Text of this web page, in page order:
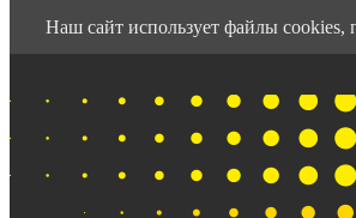
Наш сайт использует файлы cookies,